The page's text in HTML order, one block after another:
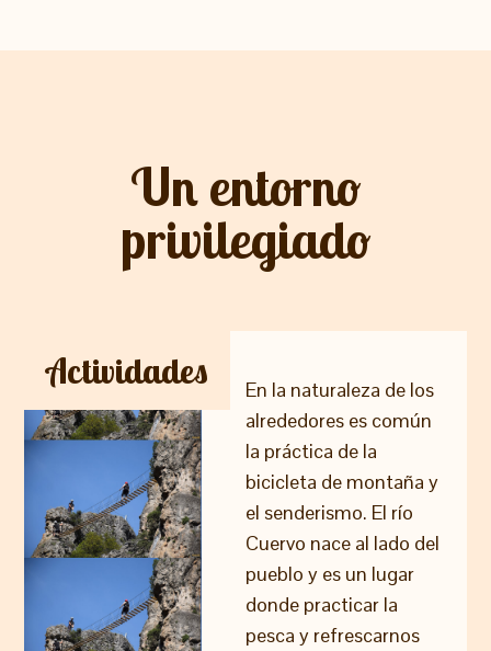
Un entorno
privilegiado
Actividades
En la naturaleza de los
alrededores es común
la práctica de la
bicicleta de montaña y
el senderismo. El río
Cuervo nace al lado del
pueblo y es un lugar
donde practicar la
pesca y refrescarnos